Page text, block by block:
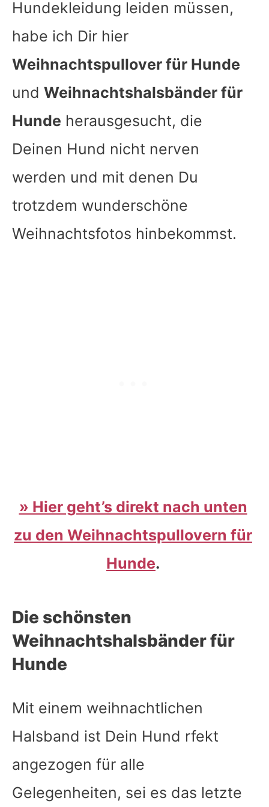
Hundekleidung leiden müssen,
habe ich Dir hier
Weihnachtspullover für Hunde
und Weihnachtshalsbänder für
Hunde herausgesucht, die
Deinen Hund nicht nerven
werden und mit denen Du
trotzdem wunderschöne
Weihnachtsfotos hinbekommst.
» Hier geht’s direkt nach unten
zu den Weihnachtspullovern für
Hunde.
Die schönsten
Weihnachtshalsbänder für
Hunde
Mit einem weihnachtlichen
Halsband ist Dein Hund rfekt
angezogen für alle
Gelegenheiten, sei es das letzte